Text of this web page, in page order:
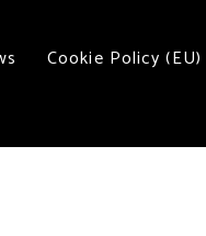
Cookie Policy (EU)